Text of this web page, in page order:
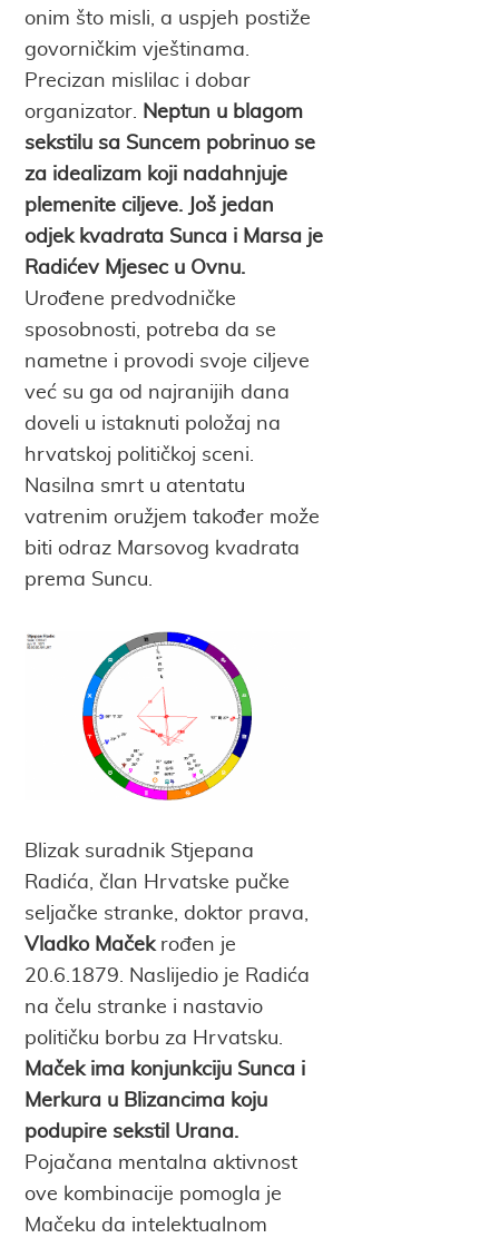
onim što misli, a uspjeh postiže
govorničkim vještinama.
Precizan mislilac i dobar
organizator. Neptun u blagom
sekstilu sa Suncem pobrinuo se
za idealizam koji nadahnjuje
plemenite ciljeve.
Još jedan
odjek kvadrata Sunca i Marsa je
Radićev Mjesec u Ovnu.
Urođene predvodničke
sposobnosti, potreba da se
nametne i provodi svoje ciljeve
već su ga od najranijih dana
doveli u istaknuti položaj na
hrvatskoj političkoj sceni.
Nasilna smrt u atentatu
vatrenim oružjem također može
biti odraz Marsovog kvadrata
prema Suncu.
Blizak suradnik Stjepana
Radića, član Hrvatske pučke
seljačke stranke, doktor prava,
Vladko Mačekrođen je
20.6.1879. Naslijedio je Radića
na čelu stranke i nastavio
političku borbu za Hrvatsku.
Maček ima konjunkciju Sunca i
Merkura u Blizancima koju
podupire sekstil Urana.
Pojačana mentalna aktivnost
ove kombinacije pomogla je
Mačeku da intelektualnom